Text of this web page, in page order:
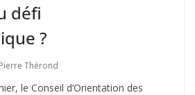
défi
?
Pierre Thérond
le Conseil d’Orientation des